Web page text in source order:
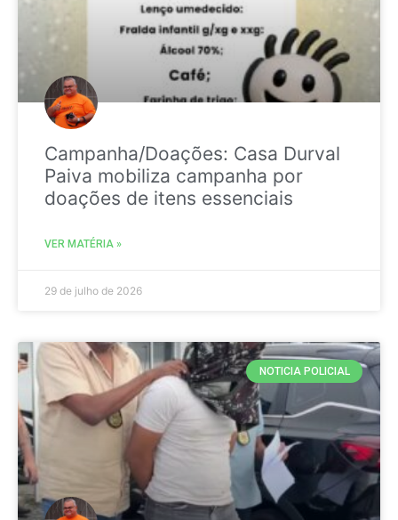
Campanha/Doações: Casa Durval
Paiva mobiliza campanha por
doações de itens essenciais
VER MATÉRIA »
29 de julho de 2026
NOTICIA POLICIAL